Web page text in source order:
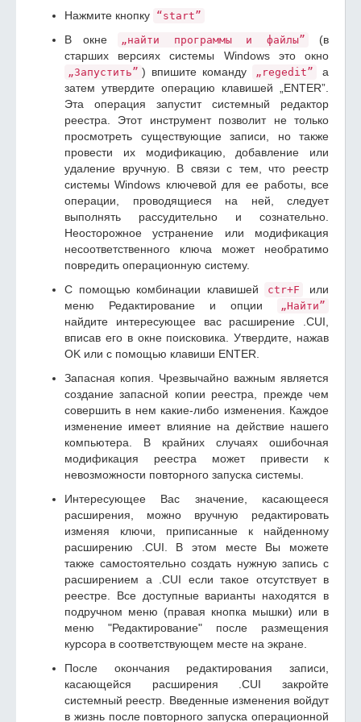
Нажмите кнопку “start”
В окне „найти программы и файлы”
(в
старших версиях системы Windows это окно
„Запустить” ) впишите команду „regedit”
а
затем утвердите операцию клавишей „ENTER”.
Эта операция запустит системный редактор
реестра. Этот инструмент позволит не только
просмотреть существующие записи, но также
провести их модификацию, добавление или
удаление вручную. В связи с тем, что реестр
системы Windows ключевой для ее работы, все
операции, проводящиеся на ней, следует
выполнять рассудительно и сознательно.
Неосторожное устранение или модификация
несоответственного ключа может необратимо
повредить операционную систему.
С помощью комбинации клавишей
ctr+F
или
меню Редактирование и опции
„Найти”
найдите интересующее вас расширение .CUI,
вписав его в окне поисковика. Утвердите, нажав
OK или с помощью клавиши ENTER.
Запасная копия. Чрезвычайно важным является
создание запасной копии реестра, прежде чем
совершить в нем какие-либо изменения. Каждое
изменение имеет влияние на действие нашего
компьютера. В крайних случаях ошибочная
модификация реестра может привести к
невозможности повторного запуска системы.
Интересующее Вас значение, касающееся
расширения, можно вручную редактировать
изменяя ключи, приписанные к найденному
расширению .CUI. В этом месте Вы можете
также самостоятельно создать нужную запись с
расширением а .CUI если такое отсутствует в
реестре. Все доступные варианты находятся в
подручном меню (правая кнопка мышки) или в
меню "Редактирование" после размещения
курсора в соответствующем месте на экране.
После окончания редактирования записи,
касающейся расширения .CUI закройте
системный реестр. Введенные изменения войдут
в жизнь после повторного запуска операционной